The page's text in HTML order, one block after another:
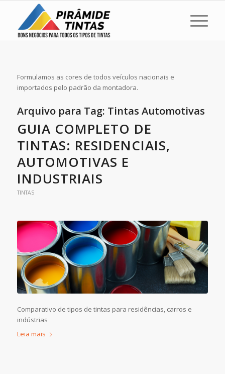
Formulamos as cores de todos veículos nacionais e
importados pelo padrão da montadora.
Arquivo para Tag: Tintas Automotivas
GUIA COMPLETO DE
TINTAS: RESIDENCIAIS,
AUTOMOTIVAS E
INDUSTRIAIS
TINTAS
Comparativo de tipos de tintas para residências, carros e
indústrias
Leia mais